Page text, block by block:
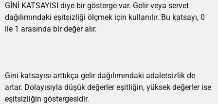
GİNİ KATSAYISI diye bir gösterge var. Gelir veya servet
dağılımındaki eşitsizliği ölçmek için kullanılır. Bu katsayı, 0
ile 1 arasında bir değer alır.
Gini katsayısı arttıkça gelir dağılımındaki adaletsizlik de
artar. Dolayısıyla düşük değerler eşitliğin, yüksek değerler ise
eşitsizliğin göstergesidir.